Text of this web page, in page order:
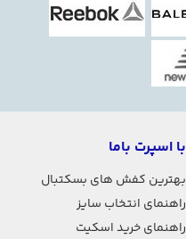
با اسپرت باما
بهترین کفش های بسکتبال
راهنمای انتخاب سایز
راهنمای خرید اسکیت